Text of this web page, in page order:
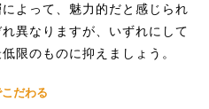
よって、魅力的だと感じられ
異なりますが、いずれにして
限のものに抑えましょう。
だわる